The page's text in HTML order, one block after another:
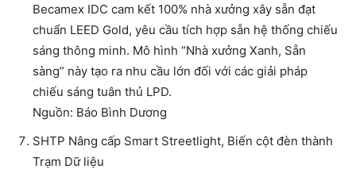
Becamex IDC cam kết 100% nhà xưởng xây sẵn đạt
chuẩn LEED Gold, yêu cầu tích hợp sẵn hệ thống chiếu
sáng thông minh. Mô hình “Nhà xưởng Xanh, Sẵn
sàng” này tạo ra nhu cầu lớn đối với các giải pháp
chiếu sáng tuân thủ LPD.
Nguồn: Báo Bình Dương
SHTP Nâng cấp Smart Streetlight, Biến cột đèn thành
Trạm Dữ liệu